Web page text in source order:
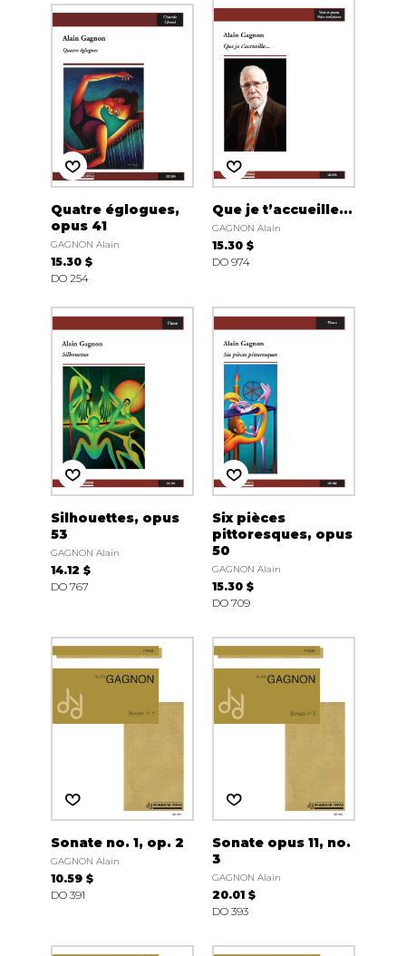
Quatre églogues,
opus 41
GAGNON Alain
15.30 $
DO 254
Que je t’accueille...
GAGNON Alain
15.30 $
DO 974
Silhouettes, opus
53
GAGNON Alain
14.12 $
DO 767
Six pièces
pittoresques, opus
50
GAGNON Alain
15.30 $
DO 709
Sonate no. 1, op. 2
GAGNON Alain
10.59 $
DO 391
Sonate opus 11, no.
3
GAGNON Alain
20.01 $
DO 393